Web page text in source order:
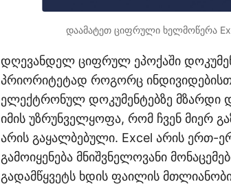
დაამატეთ ციფრული ხელმოწერა
დღევანდელ ციფრულ ეპოქაში
პრიორიტეტად როგორც
ელექტრონულ დოკუმენტებზე მზარდი
იმის უზრუნველყოფა, რომ ჩვენ მიერ
არის გაყალბებული. Excel არის ერთ-
გამოიყენება მნიშვნელოვანი
გადამწყვეტს ხდის ფაილის